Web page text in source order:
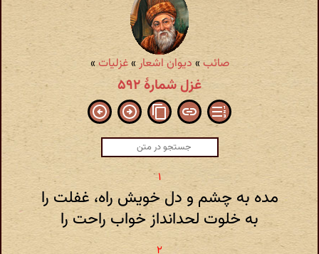
صائب »دیوان اشعار»غزلیات»
غزل شمارهٔ ۵۹۲
مده به چشم و دل خویش راه، غفلت را
به خلوت لحدانداز خواب راحت را